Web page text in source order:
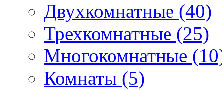
Двухкомнатные (40)
Трехкомнатные (25)
Многокомнатные
Комнаты (5)